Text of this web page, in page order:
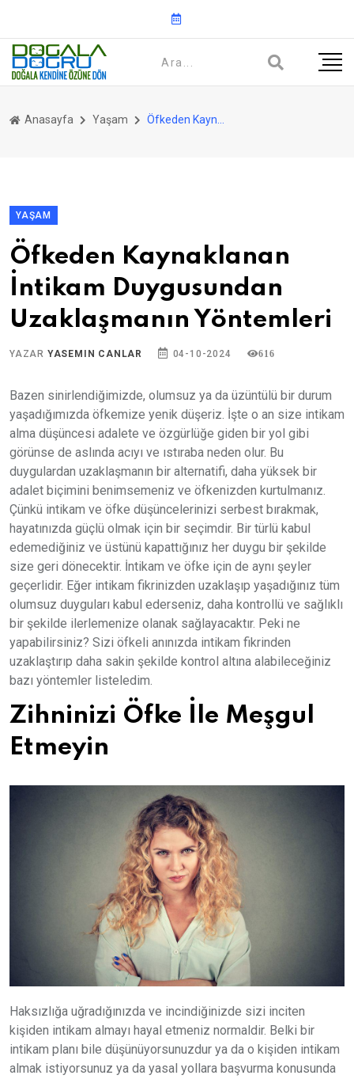
Anasayfa Yaşam
YAŞAM
Öfkeden Kaynaklanan
İntikam Duygusundan
Uzaklaşmanın Yöntemleri
YAZAR YASEMIN CANLAR 04-10-2024 616
Bazen sinirlendiğimizde, olumsuz ya da üzüntülü bir durum
yaşadığımızda öfkemize yenik düşeriz. İşte o an size intikam
alma düşüncesi adalete ve özgürlüğe giden bir yol gibi
görünse de aslında acıyı ve ıstıraba neden olur. Bu
duygulardan uzaklaşmanın bir alternatifi, daha yüksek bir
adalet biçimini benimsemeniz ve öfkenizden kurtulmanız.
Çünkü intikam ve öfke düşüncelerinizi serbest bırakmak,
hayatınızda güçlü olmak için bir seçimdir. Bir türlü kabul
edemediğiniz ve üstünü kapattığınız her duygu bir şekilde
size geri dönecektir. İntikam ve öfke için de aynı şeyler
geçerlidir. Eğer intikam fikrinizden uzaklaşıp yaşadığınız tüm
olumsuz duyguları kabul ederseniz, daha kontrollü ve sağlıklı
bir şekilde ilerlemenize olanak sağlayacaktır. Peki ne
yapabilirsiniz? Sizi öfkeli anınızda intikam fikrinden
uzaklaştırıp daha sakin şekilde kontrol altına alabileceğiniz
bazı yöntemler listeledim.
Zihninizi Öfke İle Meşgul
Etmeyin
Haksızlığa uğradığınızda ve incindiğinizde sizi inciten
kişiden intikam almayı hayal etmeniz normaldir. Belki bir
intikam planı bile düşünüyorsunuzdur ya da o kişiden intikam
almak istiyorsunuz ya da yasal yollara başvurma konusunda